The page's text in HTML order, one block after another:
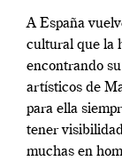
A España
cultural que la
encontrando
artísticos de
para ella
tener
muchas en